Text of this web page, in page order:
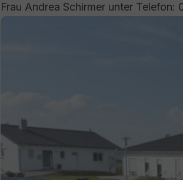
Frau Andrea Schirmer unter Telefon:
Show larger version